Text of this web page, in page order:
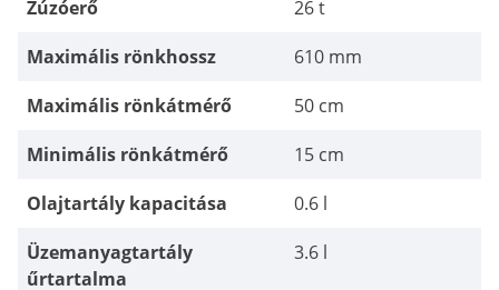
Zúzóerő
26 t
Maximális rönkhossz
610 mm
Maximális rönkátmérő
50 cm
Minimális rönkátmérő
15 cm
Olajtartály kapacitása
0.6 l
Üzemanyagtartály
űrtartalma
3.6 l